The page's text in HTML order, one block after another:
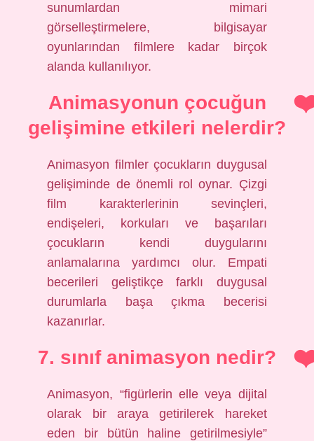
sunumlardan mimari
görselleştirmelere, bilgisayar
oyunlarından filmlere kadar birçok
alanda kullanılıyor.
Animasyonun çocuğun
gelişimine etkileri nelerdir?
Animasyon filmler çocukların duygusal
gelişiminde de önemli rol oynar. Çizgi
film karakterlerinin sevinçleri,
endişeleri, korkuları ve başarıları
çocukların kendi duygularını
anlamalarına yardımcı olur. Empati
becerileri geliştikçe farklı duygusal
durumlarla başa çıkma becerisi
kazanırlar.
7. sınıf animasyon nedir?
Animasyon, “figürlerin elle veya dijital
olarak bir araya getirilerek hareket
eden bir bütün haline getirilmesiyle”